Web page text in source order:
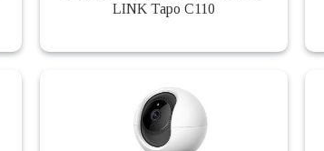
LINK Tapo C110